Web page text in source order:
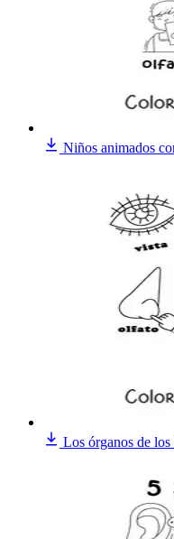
Niños animados
Los órganos de